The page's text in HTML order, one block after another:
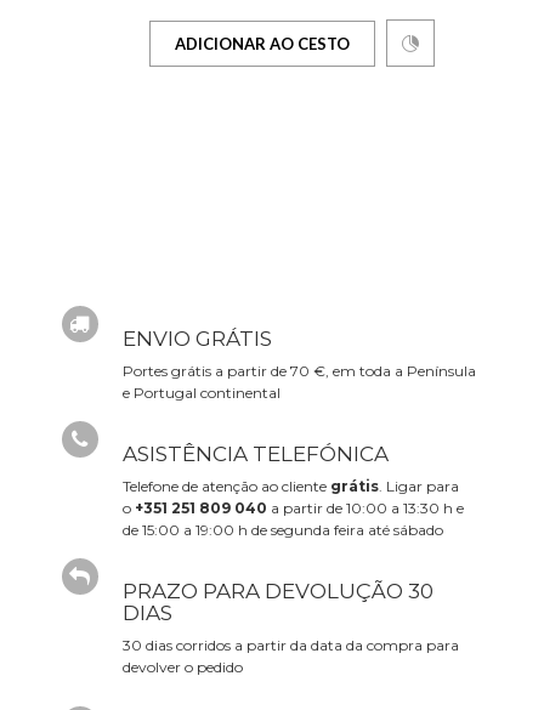
ADICIONAR AO CESTO
ENVIO GRÁTIS
Portes grátis a partir de 70 €, em toda a Península
e Portugal continental
ASISTÊNCIA TELEFÓNICA
Telefone de atenção ao cliente grátis. Ligar para
o +351 251 809 040 a partir de 10:00 a 13:30 h e
de 15:00 a 19:00 h de segunda feira até sábado
PRAZO PARA DEVOLUÇÃO 30
DIAS
30 dias corridos a partir da data da compra para
devolver o pedido